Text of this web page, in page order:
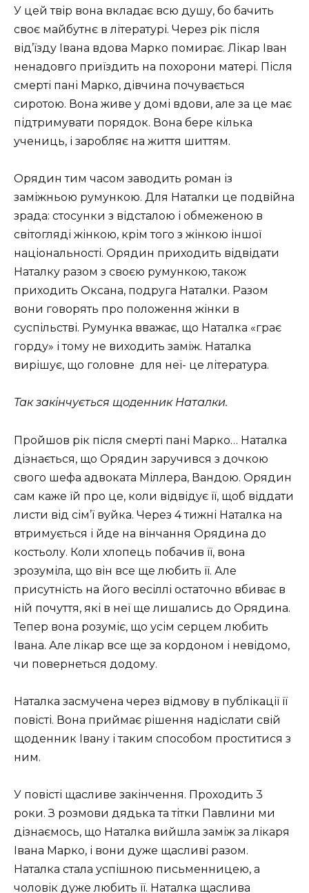
У цей твір вона вкладає всю душу, бо бачить
своє майбутнє в літературі. Через рік після
від’їзду Івана вдова Марко помирає. Лікар Іван
ненадовго приїздить на похорони матері. Після
смерті пані Марко, дівчина почувається
сиротою. Вона живе у домі вдови, але за це має
підтримувати порядок. Вона бере кілька
учениць, і заробляє на життя шиттям.
Орядин тим часом заводить роман із
заміжньою румункою. Для Наталки це подвійна
зрада: стосунки з відсталою і обмеженою в
світогляді жінкою, крім того з жінкою іншої
національності. Орядин приходить відвідати
Наталку разом з своєю румункою, також
приходить Оксана, подруга Наталки. Разом
вони говорять про положення жінки в
суспільстві. Румунка вважає, що Наталка «грає
горду» і тому не виходить заміж. Наталка
вирішує, що головне для неї- це література.
Так закінчується щоденник Наталки.
Пройшов рік після смерті пані Марко… Наталка
дізнається, що Орядин заручився з дочкою
свого шефа адвоката Міллера, Вандою. Орядин
сам каже їй про це, коли відвідує її, щоб віддати
листи від сім’ї вуйка. Через 4 тижні Наталка на
втримується і йде на вінчання Орядина до
костьолу. Коли хлопець побачив її, вона
зрозуміла, що він все ще любить її. Але
присутність на його весіллі остаточно вбиває в
ній почуття, які в неї ще лишались до Орядина.
Тепер вона розуміє, що усім серцем любить
Івана. Але лікар все ще за кордоном і невідомо,
чи повернеться додому.
Наталка засмучена через відмову в публікації її
повісті. Вона приймає рішення надіслати свій
щоденник Івану і таким способом проститися з
ним.
У повісті щасливе закінчення. Проходить 3
роки. З розмови дядька та тітки Павлини ми
дізнаємось, що Наталка вийшла заміж за лікаря
Івана Марко, і вони дуже щасливі разом.
Наталка стала успішною письменницею, а
чоловік дуже любить її. Наталка щаслива